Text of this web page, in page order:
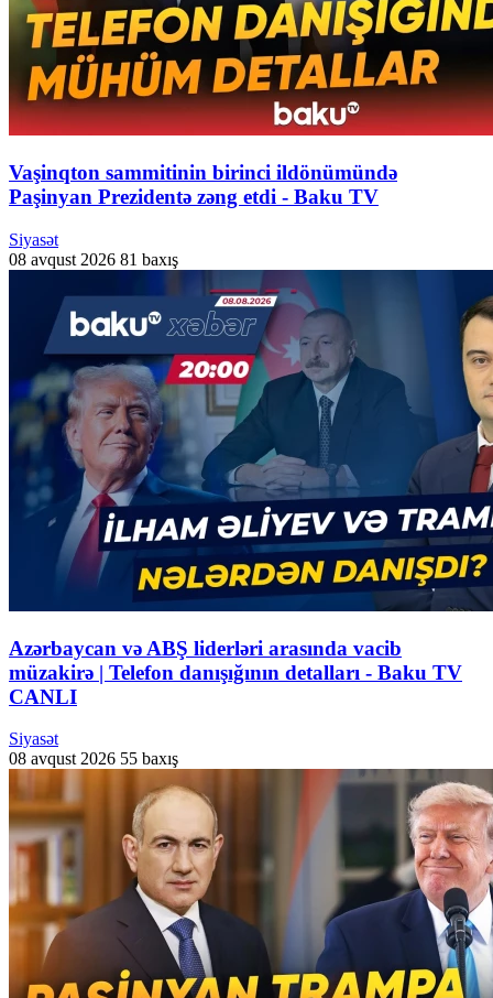
Vaşinqton sammitinin birinci ildönümündə
Paşinyan Prezidentə zəng etdi - Baku TV
Siyasət
08 avqust 2026 81 baxış
Azərbaycan və ABŞ liderləri arasında vacib
müzakirə | Telefon danışığının detalları - Baku TV
CANLI
Siyasət
08 avqust 2026 55 baxış